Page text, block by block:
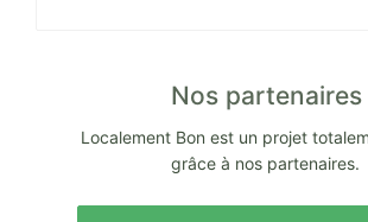
Nos partenaires
Localement Bon est un projet
grâce à nos partenaires.